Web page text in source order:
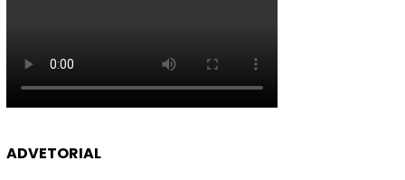
ADVETORIAL